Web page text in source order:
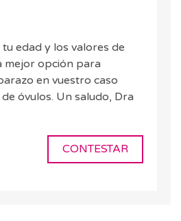
edad y los valores de
mejor opción para
en vuestro caso
óvulos. Un saludo, Dra
CONTESTAR